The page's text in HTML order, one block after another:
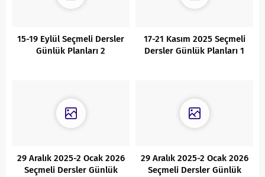
15-19 Eylül Seçmeli Dersler
Günlük Planları 2
17-21 Kasım 2025 Seçmeli
Dersler Günlük Planları 1
29 Aralık 2025-2 Ocak 2026
Seçmeli Dersler Günlük
29 Aralık 2025-2 Ocak 2026
Seçmeli Dersler Günlük